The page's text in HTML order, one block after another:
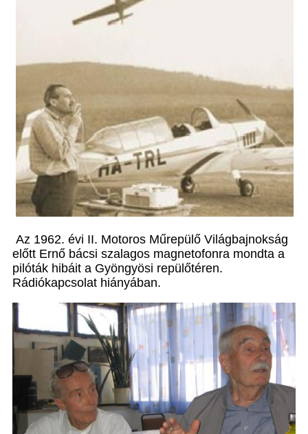
Az 1962. évi II. Motoros Műrepülő Világbajnokság
előtt Ernő bácsi szalagos magnetofonra mondta a
pilóták hibáit a Gyöngyösi repülőtéren.
Rádiókapcsolat hiányában.